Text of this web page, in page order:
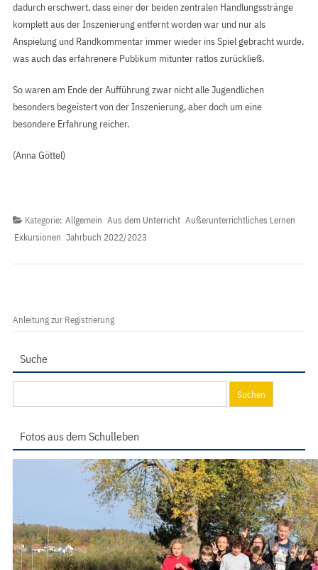
dadurch erschwert, dass einer der beiden zentralen Handlungsstränge
komplett aus der Inszenierung entfernt worden war und nur als
Anspielung und Randkommentar immer wieder ins Spiel gebracht wurde,
was auch das erfahrenere Publikum mitunter ratlos zurückließ.
So waren am Ende der Aufführung zwar nicht alle Jugendlichen
besonders begeistert von der Inszenierung, aber doch um eine
besondere Erfahrung reicher.
(Anna Göttel)
Kategorie: Allgemein Aus dem Unterricht Außerunterrichtliches Lernen
Exkursionen Jahrbuch 2022/2023
Anleitung zur Registrierung
Suche
nach:
Fotos aus dem Schulleben